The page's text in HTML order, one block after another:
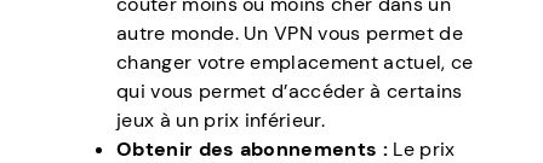
autre monde. Un VPN vous permet de
changer votre emplacement actuel, ce
qui vous permet d’accéder à certains
jeux à un prix inférieur.
Obtenir des abonnements : Le prix